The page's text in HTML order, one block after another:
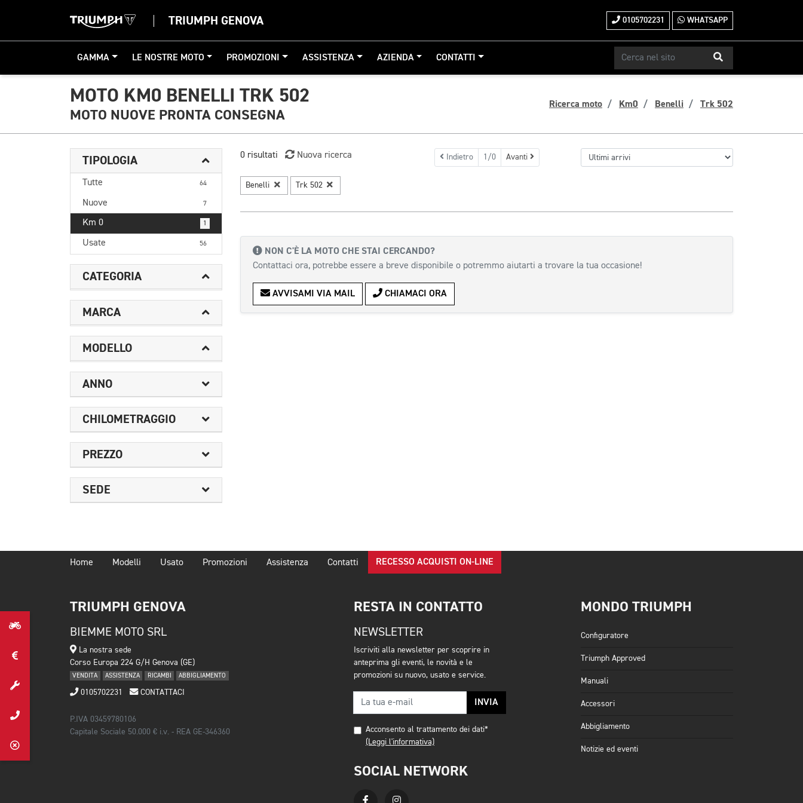
TRIUMPH GENOVA 0105702231 WHATSAPP
GAMMA LE NOSTRE MOTO PROMOZIONI ASSISTENZA AZIENDA CONTATTI
MOTO KM0 BENELLI TRK 502
MOTO NUOVE PRONTA CONSEGNA
Ricerca moto Km0 Benelli Trk 502
TIPOLOGIA
Tutte 64
Nuove 7
Km 0 1
Usate 56
CATEGORIA
MARCA
MODELLO
ANNO
CHILOMETRAGGIO
PREZZO
SEDE
0 risultati Nuova ricerca Indietro 1/0 Avanti
Benelli Trk 502
NON C'È LA MOTO CHE STAI CERCANDO?
Contattaci ora, potrebbe essere a breve disponibile o potremmo aiutarti a trovare la tua occasione!
AVVISAMI VIA MAIL CHIAMACI ORA
Home Modelli Usato Promozioni Assistenza Contatti RECESSO ACQUISTI ON-LINE
TRIUMPH GENOVA
BIEMME MOTO SRL
La nostra sede
Corso Europa 224 G/H Genova (GE)
VENDITA ASSISTENZA RICAMBI ABBIGLIAMENTO
0105702231 CONTATTACI
P.IVA 03459780106
Capitale Sociale 50.000 € i.v. - REA GE-346360
RESTA IN CONTATTO
NEWSLETTER
Iscriviti alla newsletter per scoprire in
anteprima gli eventi, le novità e le
promozioni su nuovo, usato e service.
INVIA
Acconsento al trattamento dei dati*
(Leggi l'informativa)
SOCIAL NETWORK
MONDO TRIUMPH
Configuratore
Triumph Approved
Manuali
Accessori
Abbigliamento
Notizie ed eventi